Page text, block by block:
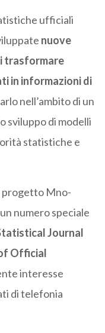
ufficiali
nuove
trasformare
in informazioni di
nell’ambito di un
sviluppo di modelli
statistiche e
progetto Mno-
numero speciale
Journal
Official
interesse
di telefonia